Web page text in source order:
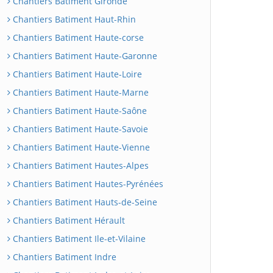
Chantiers Batiment Haut-Rhin
Chantiers Batiment Haute-corse
Chantiers Batiment Haute-Garonne
Chantiers Batiment Haute-Loire
Chantiers Batiment Haute-Marne
Chantiers Batiment Haute-Saône
Chantiers Batiment Haute-Savoie
Chantiers Batiment Haute-Vienne
Chantiers Batiment Hautes-Alpes
Chantiers Batiment Hautes-Pyrénées
Chantiers Batiment Hauts-de-Seine
Chantiers Batiment Hérault
Chantiers Batiment Ile-et-Vilaine
Chantiers Batiment Indre